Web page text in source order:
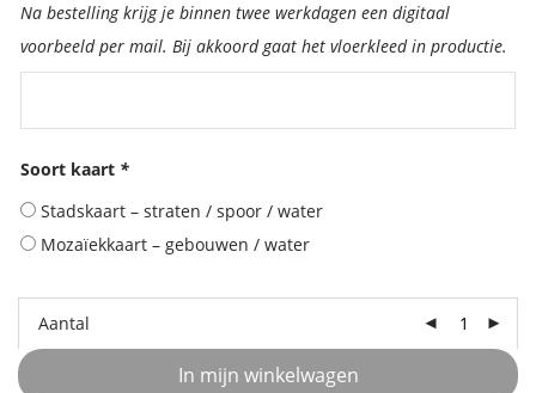
Na bestelling krijg je binnen twee werkdagen een digitaal
voorbeeld per mail. Bij akkoord gaat het vloerkleed in productie.
Soort kaart *
Stadskaart – straten / spoor / water
Mozaïekkaart – gebouwen / water
Aantal
In mijn winkelwagen